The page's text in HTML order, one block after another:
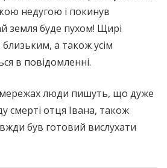
недугою і покинув
земля буде пухом! Щирі
близьким, а також усім
в повідомленні.
люди пишуть, що дуже
смерті отця Івана, також
був готовий вислухати